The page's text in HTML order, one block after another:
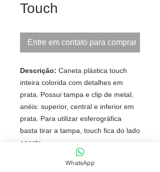
Touch
Entre em contato para comprar
Descrição: Caneta plástica touch
inteira colorida com detalhes em
prata. Possui tampa e clip de metal,
anéis: superior, central e inferior em
prata. Para utilizar esferográfica
basta tirar a tampa, touch fica do lado
oposto.
Tamanho total aproximado (CxL):
13,5 cm x 1,4 cmWhatsApp